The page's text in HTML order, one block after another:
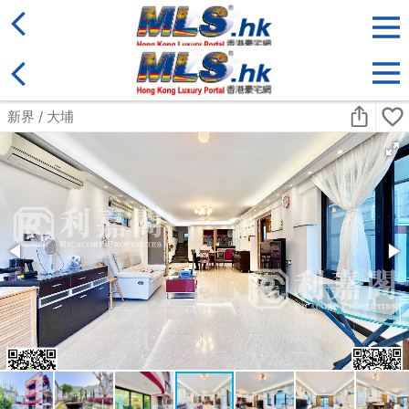
售盤 類別
收藏
搜尋條件: 售盤
相關網站:
科一物業資訊
宅谷地產資訊網
香港格價網 ＄ 樓盤
搵樓18
Copyright © 1995 - 2026 香港豪宅網 保留一切權利
MLS.hk O/B Multiple Listing System Ltd.